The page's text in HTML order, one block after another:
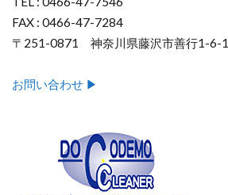
FAX : 0466-47-7284
〒251-0871 神奈川県藤沢市善行1-6-1
お問い合わせ ▶︎